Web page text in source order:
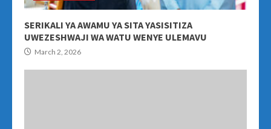
SERIKALI YA AWAMU YA SITA YASISITIZA
UWEZESHWAJI WA WATU WENYE ULEMAVU
March 2, 2026